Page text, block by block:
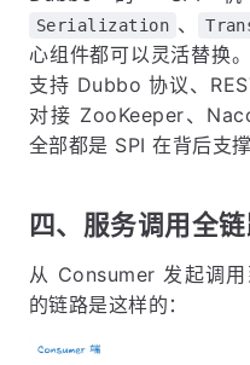
Serialization 、
心组件都可以灵活替换
支持 Dubbo 协议、
对接 ZooKeeper、
全部都是 SPI 在背后支撑
四、服务调用全
从 Consumer 发起调
的链路是这样的：